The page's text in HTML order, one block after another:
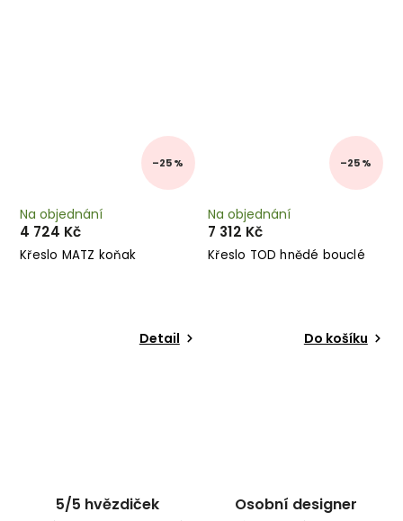
–25 %
Křeslo MATZ koňak
Na objednání
4 724 Kč
Detail
–25 %
Křeslo TOD hnědé bouclé
Na objednání
7 312 Kč
Do košíku
5/5 hvězdiček Osobní designer